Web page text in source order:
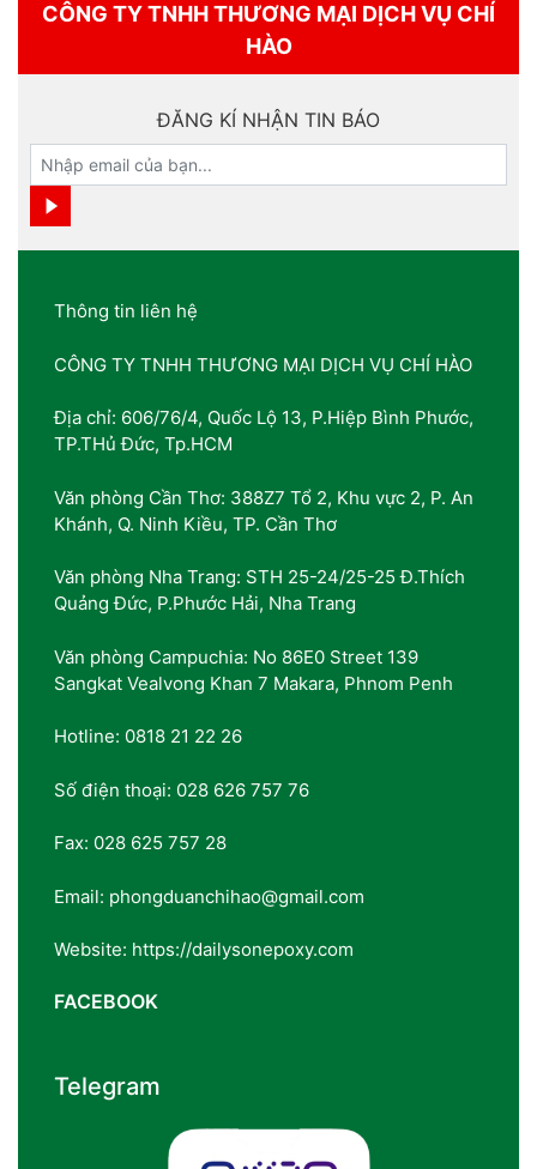
CÔNG TY TNHH THƯƠNG MẠI DỊCH VỤ CHÍ
HÀO
ĐĂNG KÍ NHẬN TIN BÁO
Thông tin liên hệ
CÔNG TY TNHH THƯƠNG MẠI DỊCH VỤ CHÍ HÀO
Địa chỉ: 606/76/4, Quốc Lộ 13, P.Hiệp Bình Phước,
TP.THủ Đức, Tp.HCM
Văn phòng Cần Thơ: 388Z7 Tổ 2, Khu vực 2, P. An
Khánh, Q. Ninh Kiều, TP. Cần Thơ
Văn phòng Nha Trang: STH 25-24/25-25 Đ.Thích
Quảng Đức, P.Phước Hải, Nha Trang
Văn phòng Campuchia: No 86E0 Street 139
Sangkat Vealvong Khan 7 Makara, Phnom Penh
Hotline: 0818 21 22 26
Số điện thoại: 028 626 757 76
Fax: 028 625 757 28
Email: phongduanchihao@gmail.com
Website: https://dailysonepoxy.com
FACEBOOK
Telegram